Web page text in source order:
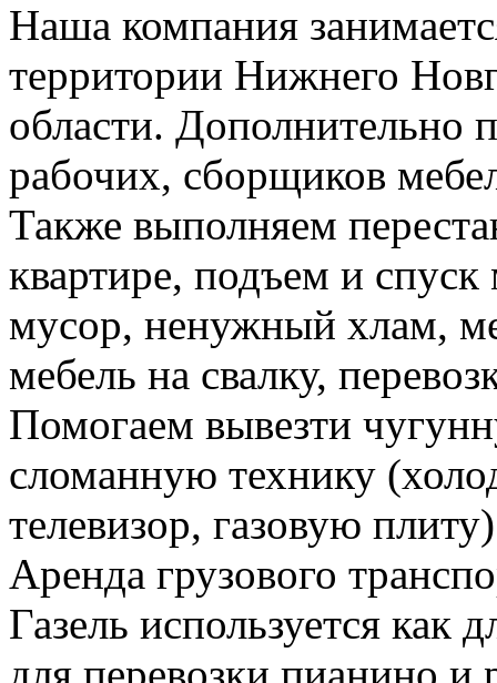
Наша компания
территории Нижнего
области. Дополнительно
рабочих, сборщиков
Также выполняем
квартире, подъем и
мусор, ненужный хлам,
мебель на свалку,
Помогаем вывезти
сломанную технику
телевизор, газовую плиту)
Аренда грузового
Газель используется как